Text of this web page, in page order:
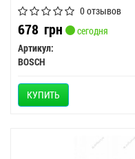
0 отзывов
678 грн
сегодня
Артикул:
BOSCH
КУПИТЬ